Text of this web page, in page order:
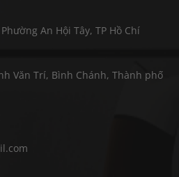
An Hội Tây, TP Hồ Chí
Văn Trí, Bình Chánh, Thành phố